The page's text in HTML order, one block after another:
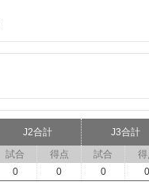
J2合計
J3合計
試合 得点 試合
得
0 0 0 0